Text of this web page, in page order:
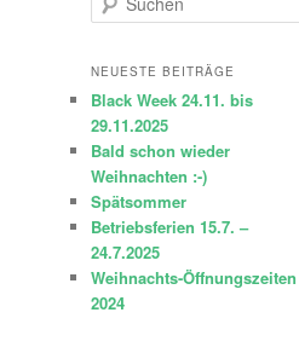
u
h
n
NEUESTE BEITRÄGE
Black Week 24.11. bis
29.11.2025
Bald schon wieder
Weihnachten :-)
Spätsommer
Betriebsferien 15.7. –
24.7.2025
Weihnachts-Öffnungszeiten
2024